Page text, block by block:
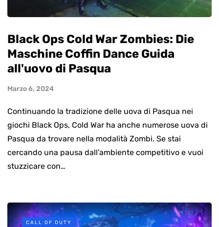
Black Ops Cold War Zombies: Die
Maschine Coffin Dance Guida
all'uovo di Pasqua
Marzo 6, 2024
Continuando la tradizione delle uova di Pasqua nei
giochi Black Ops, Cold War ha anche numerose uova di
Pasqua da trovare nella modalità Zombi. Se stai
cercando una pausa dall’ambiente competitivo e vuoi
stuzzicare con…
CALL OF DUTY